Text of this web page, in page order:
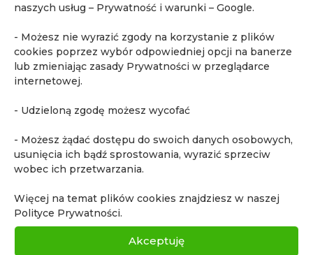
naszych usług – Prywatność i warunki – Google.
- Możesz nie wyrazić zgody na korzystanie z plików
cookies poprzez wybór odpowiedniej opcji na banerze
lub zmieniając zasady Prywatności w przeglądarce
internetowej.
- Udzieloną zgodę możesz wycofać
- Możesz żądać dostępu do swoich danych osobowych,
usunięcia ich bądź sprostowania, wyrazić sprzeciw
wobec ich przetwarzania.
Więcej na temat plików cookies znajdziesz w naszej
Polityce Prywatności.
Akceptuję
52. edycja „Kursu podstawowego
Wiadomości
52. edycja specjalistycznego kursu dla
lekarzy urologów z zakresu diagnostyki
nowotworów stercza metodą mpMRI.